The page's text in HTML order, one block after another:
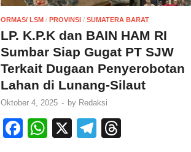
ORMAS/ LSM / PROVINSI / SUMATERA BARAT
LP. K.P.K dan BAIN HAM RI
Sumbar Siap Gugat PT SJW
Terkait Dugaan Penyerobotan
Lahan di Lunang-Silaut
Oktober 4, 2025 - by Redaksi
F
W
X
T